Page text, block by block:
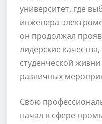
университет, где
инженера-
он продолжал
лидерские
студенческой
различных
Свою
начал в сфере